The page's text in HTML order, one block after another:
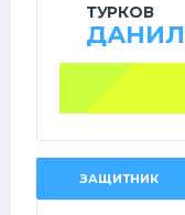
ТУРКОВ
ДАНИЛ
ЗАЩИТНИК